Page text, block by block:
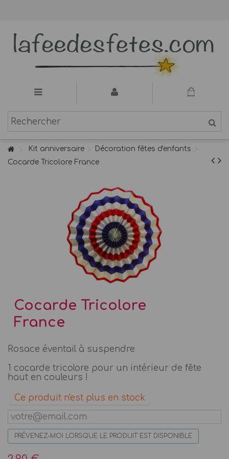
Kit anniversaire
Décoration fêtes d'enfants
Cocarde Tricolore France
Cocarde Tricolore
France
Rosace éventail à suspendre
1 cocarde tricolore pour un intérieur de fête
haut en couleurs !
Ce produit n'est plus en stock
PRÉVENEZ-MOI LORSQUE LE PRODUIT EST DISPONIBLE